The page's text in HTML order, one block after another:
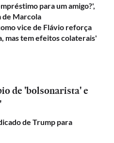
para um amigo?',
de Marcola
vice de Flávio reforça
mas tem efeitos colaterais'
de 'bolsonarista' e
de Trump para